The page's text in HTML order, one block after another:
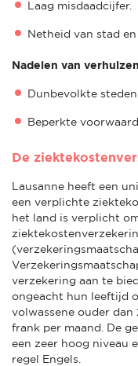
Laag misdaadcijfer.
Netheid van stad en
Nadelen van
Dunbevolkte steden.
Beperkte
De
Lausanne heeft een
een verplichte
het land is verplicht
verzekering aan te
ongeacht hun leeftijd
volwassene ouder
frank per maand. De
een zeer hoog niveau
regel Engels.